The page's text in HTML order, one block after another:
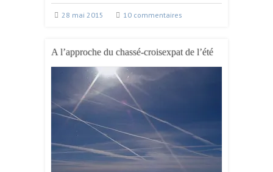
28 mai 2015 10 commentaires
A l’approche du chassé-croisexpat de l’été